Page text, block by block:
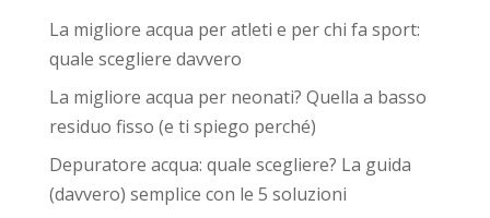
La migliore acqua per atleti e per chi fa sport:
quale scegliere davvero
La migliore acqua per neonati? Quella a basso
residuo fisso (e ti spiego perché)
Depuratore acqua: quale scegliere? La guida
(davvero) semplice con le 5 soluzioni